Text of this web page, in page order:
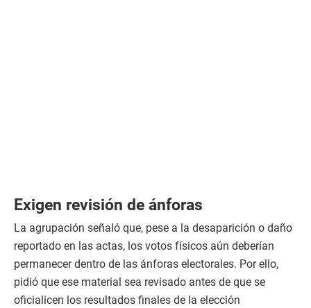
Exigen revisión de ánforas
La agrupación señaló que, pese a la desaparición o daño
reportado en las actas, los votos físicos aún deberían
permanecer dentro de las ánforas electorales. Por ello,
pidió que ese material sea revisado antes de que se
oficialicen los resultados finales de la elección